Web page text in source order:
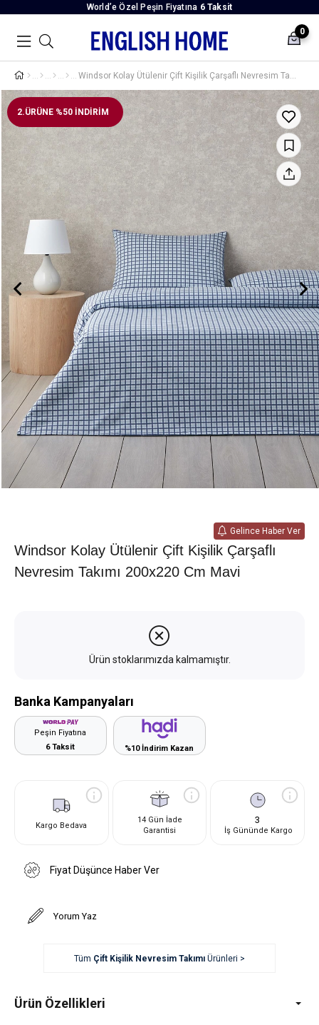
World’e Özel Peşin Fiyatına 6 Taksit
0
Windsor Kolay Ütülenir Çift Kişilik Çarşaflı Nevresim Takımı 200x220 cm Mavi
2.ÜRÜNE %50 İNDİRİM
Gelince Haber Ver
Windsor Kolay Ütülenir Çift Kişilik Çarşaflı
Nevresim Takımı 200x220 Cm Mavi
Ürün stoklarımızda kalmamıştır.
Banka Kampanyaları
Peşin Fiyatına
6 Taksit
%10 İndirim Kazan
Kargo Bedava
14 Gün İade
Garantisi
3
İş Gününde Kargo
Fiyat Düşünce Haber Ver
Yorum Yaz
Tüm Çift Kişilik Nevresim TakımıÜrünleri >
Ürün Özellikleri